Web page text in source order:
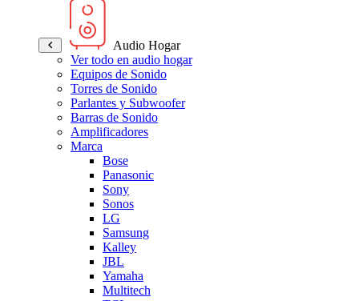
Audio Hogar
Ver todo en audio hogar
Equipos de Sonido
Torres de Sonido
Parlantes y Subwoofer
Barras de Sonido
Amplificadores
Marca
Bose
Panasonic
Sony
Sonos
LG
Samsung
Kalley
JBL
Yamaha
Multitech